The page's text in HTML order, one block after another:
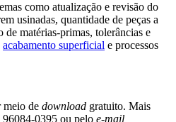
como atualização e revisão do
usinadas, quantidade de peças a
de matérias-primas, tolerâncias e
acabamento superficial e processos
meio de download gratuito. Mais
0395 ou pelo e-mail